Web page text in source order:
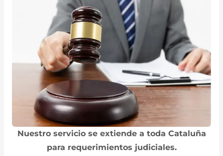
Nuestro servicio se extiende a toda Cataluña
para requerimientos judiciales.